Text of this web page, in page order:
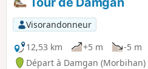
Visorandonneur
12,53 km
+5 m -5 m
Départ à Damgan (Morbihan)